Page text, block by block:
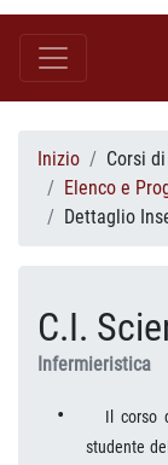
Inizio Corsi
Elenco e
Dettaglio
C.I.
Infermieristica
•
Il corso
studente